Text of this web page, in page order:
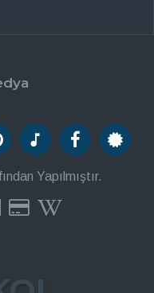
Yapılmıştır.